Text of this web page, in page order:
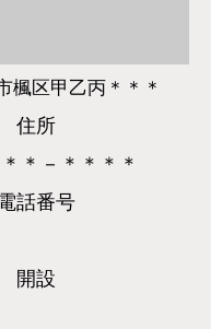
楓区甲乙丙＊＊＊
​住所
＊－＊＊＊＊
話番号
​開設